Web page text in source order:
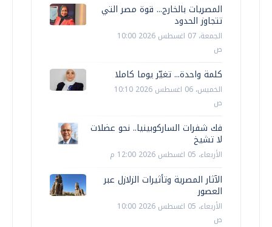
المصريات بالخارج... قوة مصر التي
تتجاوز الحدود
الجمعة، 07 اغسطس 2026 10:00
ص
كلمة واحدة... تغيّر يوما كاملا
الخميس، 06 اغسطس 2026 10:10
ص
فك شفرات الساركوبينيا.. نحو عضلات
لا تشيخ
الأربعاء، 05 اغسطس 2026 12:00 م
الآثار المصرية وتأثيرات الزلازل عبر
العصور
الأربعاء، 05 اغسطس 2026 10:00
ص